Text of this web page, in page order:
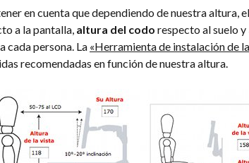
en cuenta que dependiendo de nuestra altura,
a la pantalla, altura del codo respecto al suelo y
cada persona. La «Herramienta de instalación de
recomendadas en función de nuestra altura.